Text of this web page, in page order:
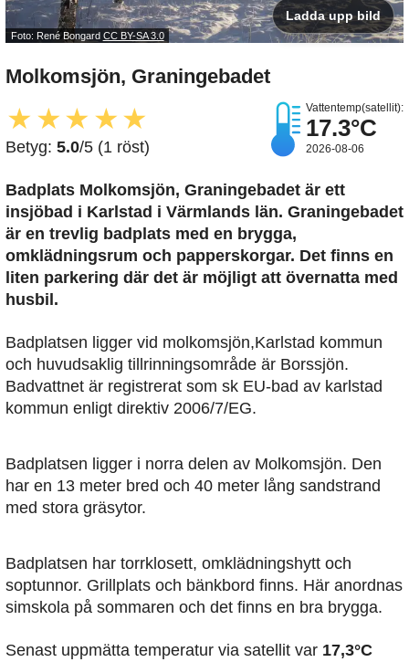
Foto: René Bongard CC BY-SA 3.0
Ladda upp bild
Molkomsjön, Graningebadet
★ ★★ ★★
Betyg: 5.0/5 (1 röst)
Vattentemp(satellit):
17.3°C
2026-08-06
Badplats Molkomsjön, Graningebadet är ett
insjöbad i Karlstad i Värmlands län. Graningebadet
är en trevlig badplats med en brygga,
omklädningsrum och papperskorgar. Det finns en
liten parkering där det är möjligt att övernatta med
husbil.
Badplatsen ligger vid molkomsjön,Karlstad kommun
och huvudsaklig tillrinningsområde är Borssjön.
Badvattnet är registrerat som sk EU-bad av karlstad
kommun enligt direktiv 2006/7/EG.
Badplatsen ligger i norra delen av Molkomsjön. Den
har en 13 meter bred och 40 meter lång sandstrand
med stora gräsytor.
Badplatsen har torrklosett, omklädningshytt och
soptunnor. Grillplats och bänkbord finns. Här anordnas
simskola på sommaren och det finns en bra brygga.
Senast uppmätta temperatur via satellit var 17,3°C